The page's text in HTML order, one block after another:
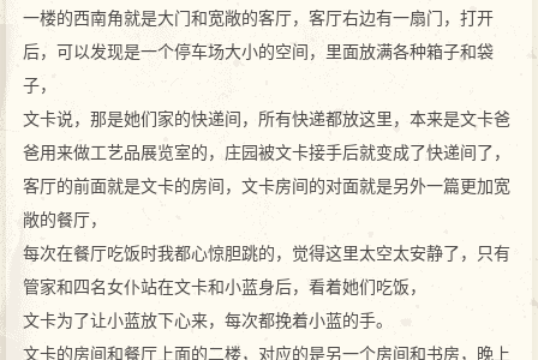
一楼的西南角就是大门和宽敞的客厅，客厅右边有一扇门，打开
后，可以发现是一个停车场大小的空间，里面放满各种箱子和袋
子，
文卡说，那是她们家的快递间，所有快递都放这里，本来是文卡爸
爸用来做工艺品展览室的，庄园被文卡接手后就变成了快递间了，
客厅的前面就是文卡的房间，文卡房间的对面就是另外一篇更加宽
敞的餐厅，
每次在餐厅吃饭时我都心惊胆跳的，觉得这里太空太安静了，只有
管家和四名女仆站在文卡和小蓝身后，看着她们吃饭，
文卡为了让小蓝放下心来，每次都挽着小蓝的手。
文卡的房间和餐厅上面的二楼，对应的是另一个房间和书房，晚上